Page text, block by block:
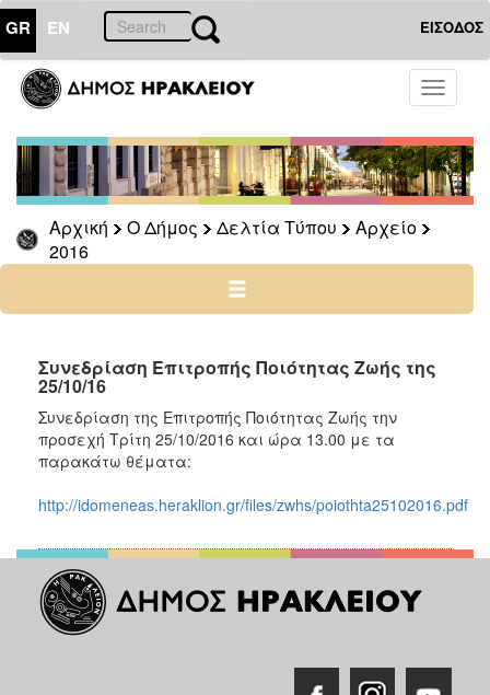
GR EN ΕΙΣΟΔΟΣ
Toggle
Αρχική Ο Δήμος Δελτία Τύπου
Αρχείο
2016
ΔΗΜΟΣ
Δελτία
Τύπου
Αρχείο
2026
2025
2022
2021
2020
2019
2016
2015
2013
Συνεδρίαση Επιτροπής Ποιότητας Ζωής της
25/10/16
Συνεδρίαση της Επιτροπής Ποιότητας Ζωής την
προσεχή Τρίτη 25/10/2016 και ώρα 13.00 με τα
παρακάτω θέματα:
http://idomeneas.heraklion.gr/files/zwhs/poiothta25102016.pdf